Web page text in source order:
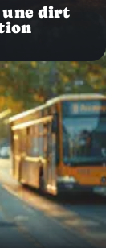
une dirt